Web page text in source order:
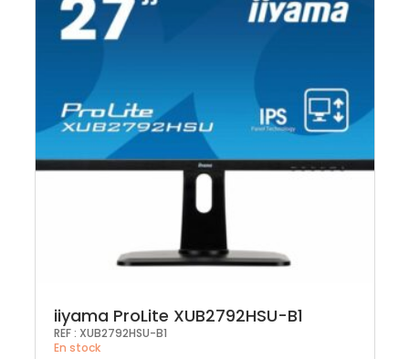
iiyama ProLite XUB2792HSU-B1
REF : XUB2792HSU-B1
En stock